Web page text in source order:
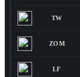
TW
ZOM
LF